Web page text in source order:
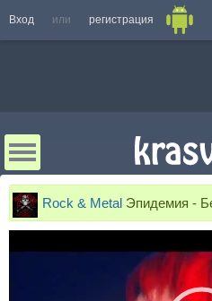
Вход или регистрация
Rock & Metal Эпидемия -